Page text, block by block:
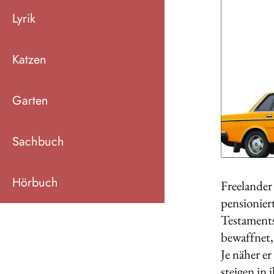
Lyrik
Katzen
Garten
Sachbuch
Hörbuch
Je näher